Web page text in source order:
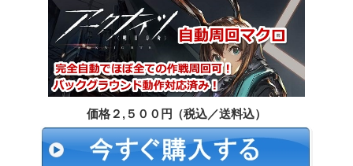
価格２,５００円（税込／送料込）